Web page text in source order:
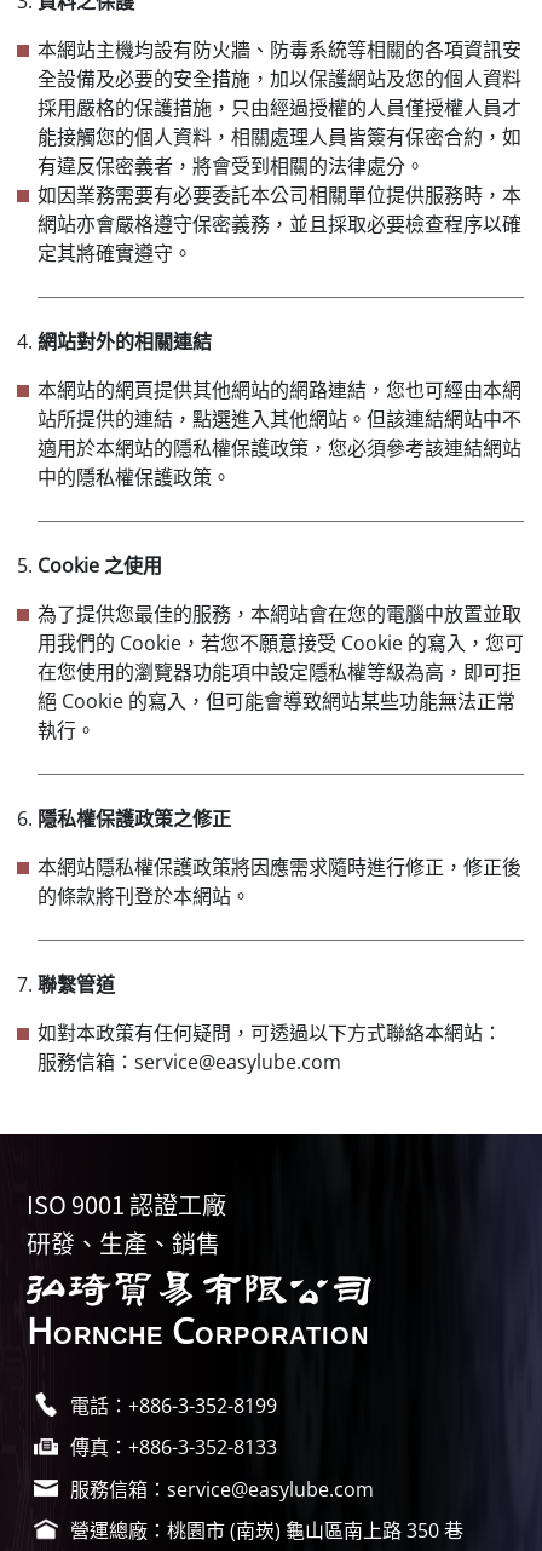
本網站主機均設有防火牆、防毒系統等相關的各項資訊安
全設備及必要的安全措施，加以保護網站及您的個人資料
採用嚴格的保護措施，只由經過授權的人員僅授權人員才
能接觸您的個人資料，相關處理人員皆簽有保密合約，如
有違反保密義者，將會受到相關的法律處分。
如因業務需要有必要委託本公司相關單位提供服務時，本
網站亦會嚴格遵守保密義務，並且採取必要檢查程序以確
定其將確實遵守。
網站對外的相關連結
本網站的網頁提供其他網站的網路連結，您也可經由本網
站所提供的連結，點選進入其他網站。但該連結網站中不
適用於本網站的隱私權保護政策，您必須參考該連結網站
中的隱私權保護政策。
Cookie 之使用
為了提供您最佳的服務，本網站會在您的電腦中放置並取
用我們的 Cookie，若您不願意接受 Cookie 的寫入，您可
在您使用的瀏覽器功能項中設定隱私權等級為高，即可拒
絕 Cookie 的寫入，但可能會導致網站某些功能無法正常
執行。
隱私權保護政策之修正
本網站隱私權保護政策將因應需求隨時進行修正，修正後
的條款將刊登於本網站。
聯繫管道
如對本政策有任何疑問，可透過以下方式聯絡本網站：
服務信箱：service@easylube.com
ISO 9001 認證工廠
研發、生產、銷售
HORNCHE CORPORATION
電話：+886-3-352-8199
傳真：+886-3-352-8133
服務信箱：service@easylube.com
營運總廠：桃園市 (南崁) 龜山區南上路 350 巷